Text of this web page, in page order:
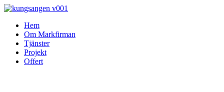
Skip
contentHem
Om Markfirman
Tjänster
Projekt
Offert